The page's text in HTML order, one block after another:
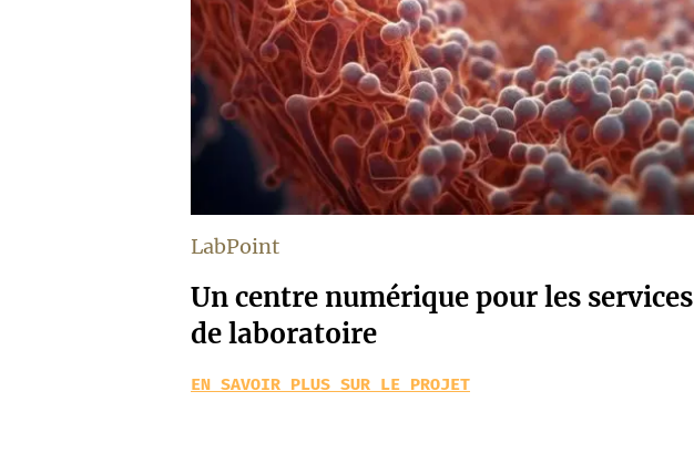
LabPoint
Un centre numérique pour les services
de laboratoire
EN SAVOIR PLUS SUR LE PROJET